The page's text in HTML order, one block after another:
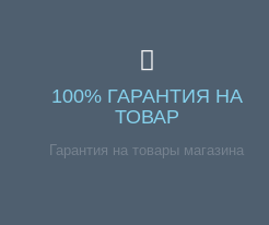
100% ГАРАНТИЯ НА
ТОВАР
Гарантия на товары магазина